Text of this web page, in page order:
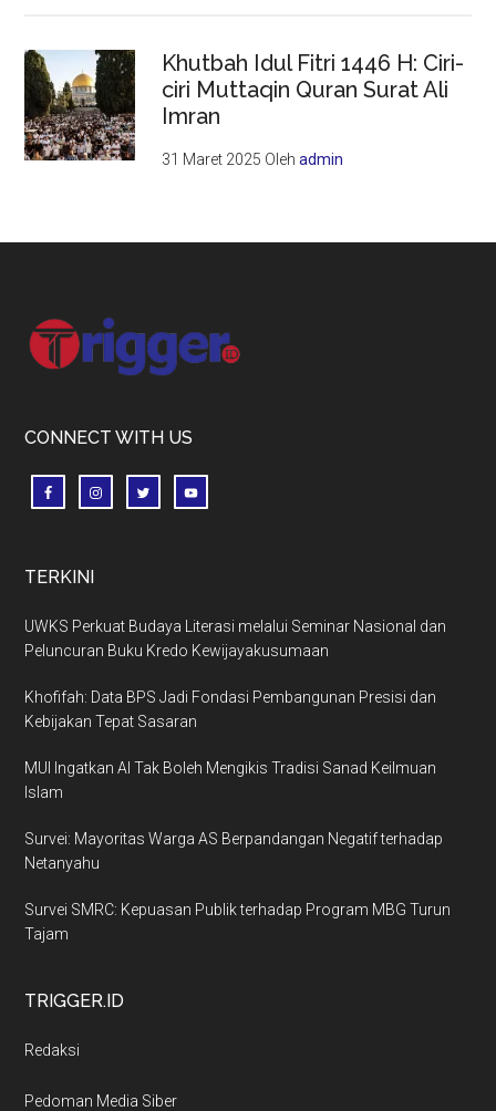
Khutbah Idul Fitri 1446 H: Ciri-
ciri Muttaqin Quran Surat Ali
Imran
31 Maret 2025 Olehadmin
Footer
CONNECT WITH US
TERKINI
UWKS Perkuat Budaya Literasi melalui Seminar Nasional dan
Peluncuran Buku Kredo Kewijayakusumaan
Khofifah: Data BPS Jadi Fondasi Pembangunan Presisi dan
Kebijakan Tepat Sasaran
MUI Ingatkan AI Tak Boleh Mengikis Tradisi Sanad Keilmuan
Islam
Survei: Mayoritas Warga AS Berpandangan Negatif terhadap
Netanyahu
Survei SMRC: Kepuasan Publik terhadap Program MBG Turun
Tajam
TRIGGER.ID
Redaksi
Pedoman Media Siber